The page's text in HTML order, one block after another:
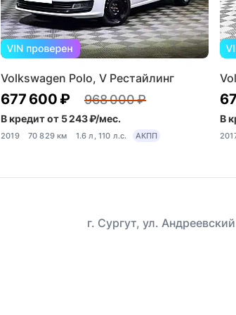
Volkswagen Polo, V Рестайлинг
677 600 ₽ 968 000 ₽
В кредит от 5 243 ₽/мес.
2019 70 829 км 1.6 л, 110 л.с. АКПП
В
г. Сургут, ул.